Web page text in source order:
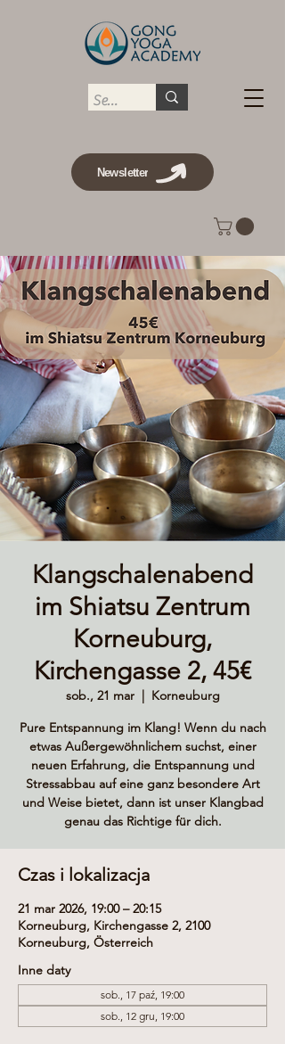
Newsletter
Klangschalenabend
im Shiatsu Zentrum
Korneuburg,
Kirchengasse 2, 45€
sob., 21 mar
  |
Korneuburg
Pure Entspannung im Klang! Wenn du nach
etwas Außergewöhnlichem suchst, einer
neuen Erfahrung, die Entspannung und
Stressabbau auf eine ganz besondere Art
und Weise bietet, dann ist unser Klangbad
genau das Richtige für dich.
Czas i lokalizacja
21 mar 2026, 19:00 – 20:15
Korneuburg, Kirchengasse 2, 2100
Korneuburg, Österreich
Inne daty
sob., 17 paź, 19:00
sob., 12 gru, 19:00